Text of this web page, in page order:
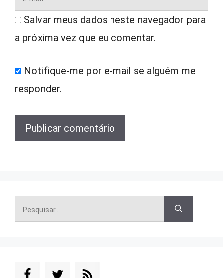
mail
Salvar meus dados neste navegador para
a próxima vez que eu comentar.
Notifique-me por e-mail se alguém me
responder.
Pesquisar
por: